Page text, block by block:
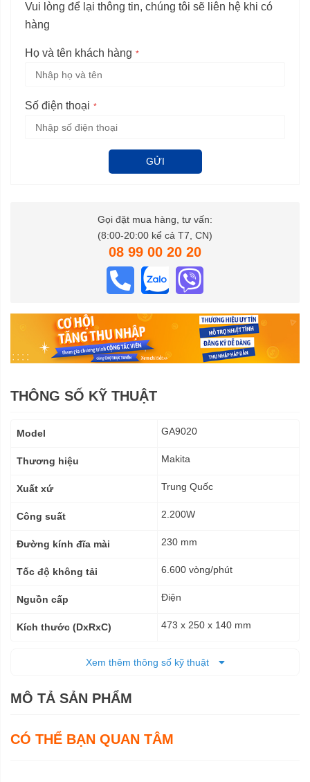
Vui lòng để lại thông tin, chúng tôi sẽ liên hệ khi có
hàng
Họ và tên khách hàng
Số điện thoại
GỬI
Gọi đặt mua hàng, tư vấn:
(8:00-20:00 kể cả T7, CN)
08 99 00 20 20
THÔNG SỐ KỸ THUẬT
kỹ
Model GA9020
Thương hiệu Makita
Xuất xứ Trung Quốc
Công suất 2.200W
Đường kính đĩa mài 230 mm
Tốc độ không tải 6.600 vòng/phút
Nguồn cấp Điện
Kích thước (DxRxC) 473 x 250 x 140 mm
Xem thêm thông số kỹ thuật
MÔ TẢ SẢN PHẨM
CÓ THỂ BẠN QUAN TÂM